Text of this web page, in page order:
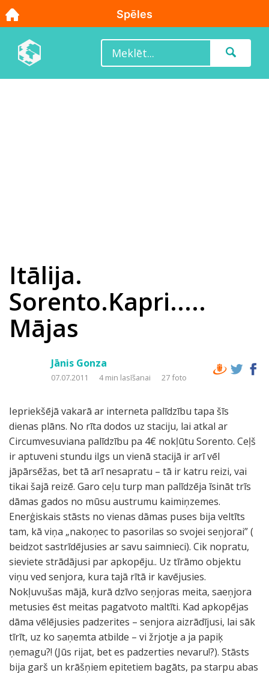
Itālija.
Sorento.Kapri.....
Mājas
Jānis Gonza
07.07.2011 4 min lasīšanai 27 foto
Iepriekšējā vakarā ar interneta palīdzību tapa šīs
dienas plāns. No rīta dodos uz staciju, lai atkal ar
Circumvesuviana palīdzību pa 4€ nokļūtu Sorento. Ceļš
ir aptuveni stundu ilgs un vienā stacijā ir arī vēl
jāpārsēžas, bet tā arī nesapratu – tā ir katru reizi, vai
tikai šajā reizē. Garo ceļu turp man palīdzēja īsināt trīs
dāmas gados no mūsu austrumu kaimiņzemes.
Enerģiskais stāsts no vienas dāmas puses bija veltīts
tam, kā viņa „nakoņec to pasorilas so svojei seņjorai” (
beidzot sastrīdējusies ar savu saimnieci). Cik nopratu,
sieviete strādājusi par apkopēju.. Uz tīrāmo objektu
viņu ved senjora, kura tajā rītā ir kavējusies.
Nokļuvušas mājā, kurā dzīvo seņjoras meita, saeņjora
metusies ēst meitas pagatvoto maltīti. Kad apkopējas
dāma vēlējusies padzerites – senjora aizrādījusi, lai sāk
tīrīt, uz ko saņemta atbilde – vi žrjotje a ja papiķ
ņemagu?! (Jūs rijat, bet es padzerties nevaru!?). Stāsts
bija garš un krāšņiem epitetiem bagāts, pa starpu abas